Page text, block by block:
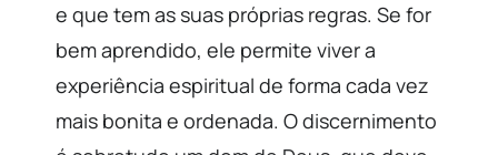
e que tem as suas próprias regras. Se for
bem aprendido, ele permite viver a
experiência espiritual de forma cada vez
mais bonita e ordenada. O discernimento